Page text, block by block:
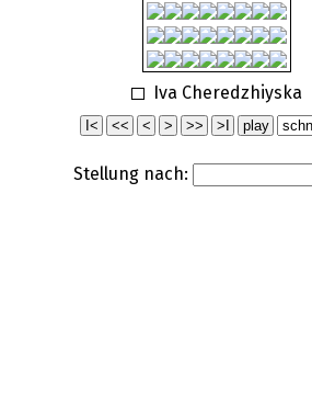
Iva Cheredzhiyska
Stellung nach: